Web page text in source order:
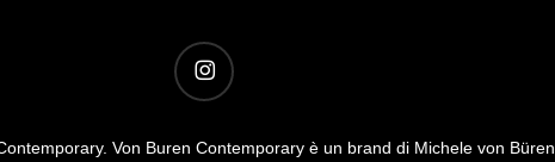
instagram
Von Buren Contemporary è un brand di Michele von Büren